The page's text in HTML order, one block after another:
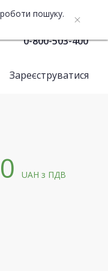
пошуку.
0-800-503-400
Зареєструватися
UAHз ПДВ